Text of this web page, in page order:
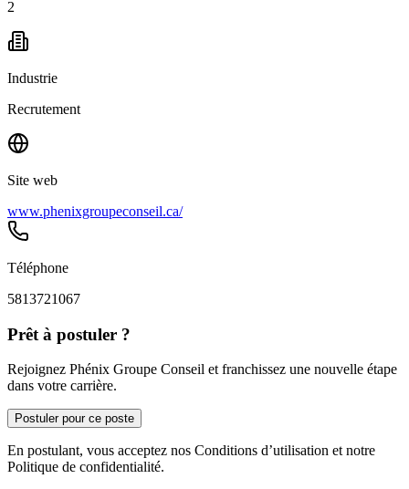
2
Industrie
Recrutement
Site web
www.phenixgroupeconseil.ca/
Téléphone
5813721067
Prêt à postuler ?
Rejoignez Phénix Groupe Conseil et franchissez une nouvelle étape
dans votre carrière.
Postuler pour ce poste
En postulant, vous acceptez nos Conditions d’utilisation et notre
Politique de confidentialité.